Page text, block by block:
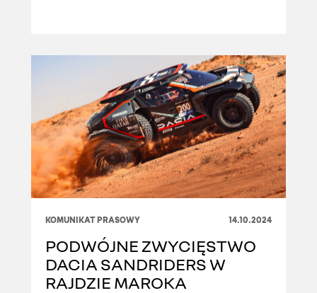
KOMUNIKAT PRASOWY 14.10.2024
PODWÓJNE ZWYCIĘSTWO
DACIA SANDRIDERS W
RAJDZIE MAROKA